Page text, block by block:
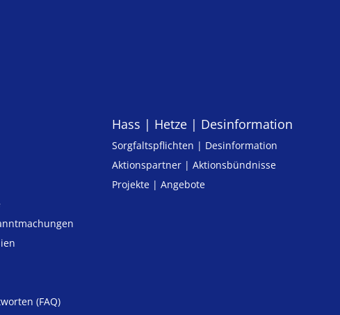
(FAQ)
Hass | Hetze | Desinformation
Sorgfaltspflichten | Desinformation
Aktionspartner | Aktionsbündnisse
Projekte | Angebote